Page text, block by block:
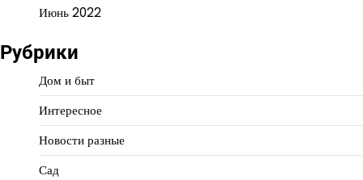
Июнь 2022
Рубрики
Дом и быт
Интересное
Новости разные
Сад